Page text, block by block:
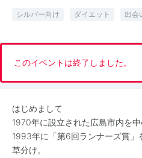
シルバー向け ダイエット 出会
このイベントは終了しました。
はじめまして
1970年に設立された広島市内を中
1993年に「第6回ランナーズ賞
草分け。